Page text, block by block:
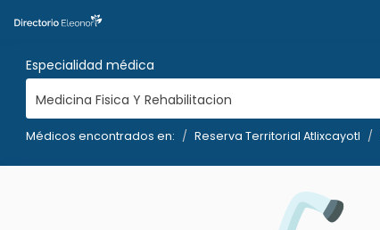
Especialidad médica
Medicina Fisica Y Rehabilitacion
Médicos encontrados en: Reserva Territorial Atlixcayotl